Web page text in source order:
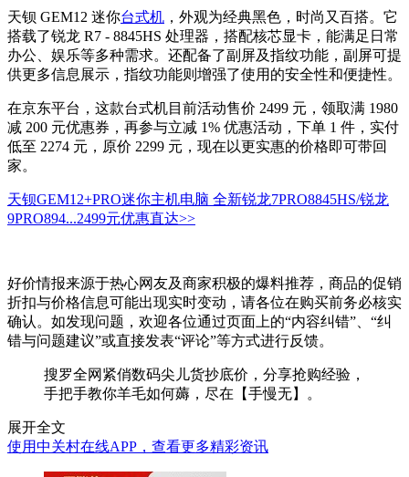
天钡 GEM12 迷你台式机 ，外观为经典黑色，时尚又百搭。它
搭载了锐龙 R7 - 8845HS 处理器，搭配核芯显卡，能满足日常
办公、娱乐等多种需求。还配备了副屏及指纹功能，副屏可提
供更多信息展示，指纹功能则增强了使用的安全性和便捷性。
在京东平台，这款台式机目前活动售价 2499 元，领取满 1980
减 200 元优惠券，再参与立减 1% 优惠活动，下单 1 件，实付
低至 2274 元，原价 2299 元，现在以更实惠的价格即可带回
家。
天钡GEM12+PRO迷你主机电脑 全新锐龙7PRO8845HS/锐龙
9PRO894...2499元优惠直达>>
好价情报来源于热心网友及商家积极的爆料推荐，商品的促销
折扣与价格信息可能出现实时变动，请各位在购买前务必核实
确认。如发现问题，欢迎各位通过页面上的“内容纠错”、“纠
错与问题建议”或直接发表“评论”等方式进行反馈。
搜罗全网紧俏数码尖儿货抄底价，分享抢购经验，
手把手教你羊毛如何薅，尽在【手慢无】。
展开全文
使用中关村在线APP，查看更多精彩资讯